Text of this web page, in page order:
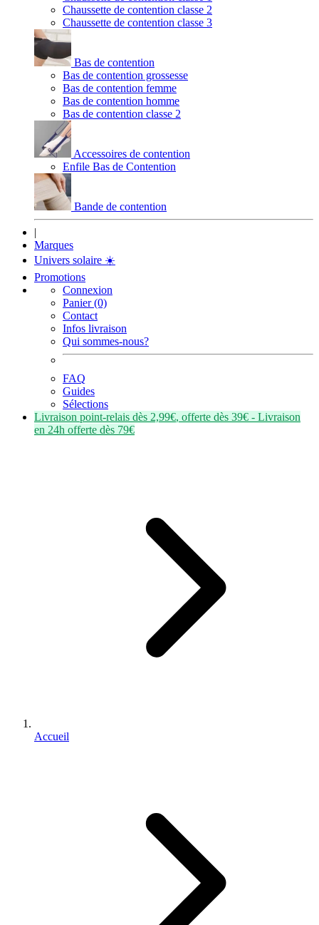
Chaussette de contention classe 2
Chaussette de contention classe 3
Bas de contention
Bas de contention grossesse
Bas de contention femme
Bas de contention homme
Bas de contention classe 2
Accessoires de contention
Enfile Bas de Contention
Bande de contention
|
Marques
Univers solaire ☀️
Promotions
Connexion
Panier (0)
Contact
Infos livraison
Qui sommes-nous?
FAQ
Guides
Sélections
Livraison point-relais dès 2,99€, offerte dès 39€ - Livraison
en 24h offerte dès 79€
Accueil